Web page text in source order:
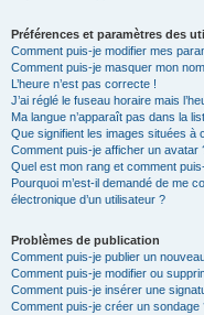
Préférences et paramètres des
Comment puis-je modifier mes
Comment puis-je masquer mon
L’heure n’est pas correcte !
J’ai réglé le fuseau horaire mais
Ma langue n’apparaît pas dans la
Que signifient les images situées à
Comment puis-je afficher un avatar
Quel est mon rang et comment
Pourquoi m’est-il demandé de me
électronique d’un utilisateur ?
Problèmes de publication
Comment puis-je publier un
Comment puis-je modifier ou
Comment puis-je insérer une
Comment puis-je créer un sondage